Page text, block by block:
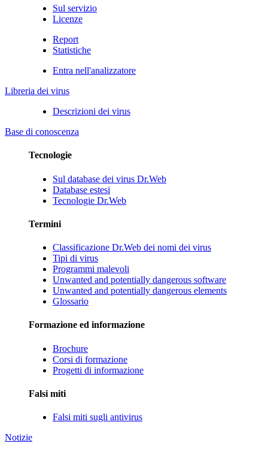
Sul servizio
Licenze
Report
Statistiche
Entra nell'analizzatore
Libreria dei virus
Descrizioni dei virus
Base di conoscenza
Tecnologie
Sul database dei virus Dr.Web
Database estesi
Tecnologie Dr.Web
Termini
Classificazione Dr.Web dei nomi dei virus
Tipi di virus
Programmi malevoli
Unwanted and potentially dangerous software
Unwanted and potentially dangerous elements
Glossario
Formazione ed informazione
Brochure
Corsi di formazione
Progetti di informazione
Falsi miti
Falsi miti sugli antivirus
Notizie